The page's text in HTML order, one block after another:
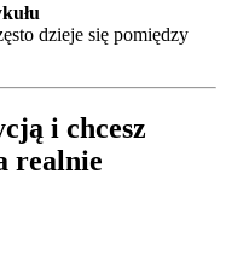
dzieje się pomiędzy
i chcesz
realnie